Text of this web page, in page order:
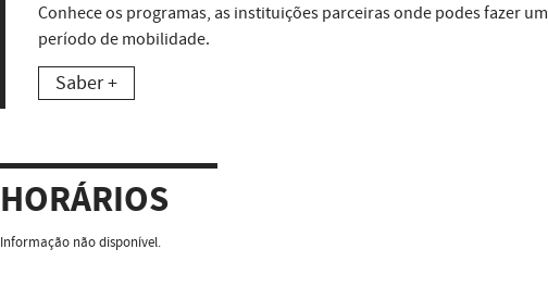
Conhece os programas, as instituições parceiras onde podes fazer um
período de mobilidade.
Saber +
HORÁRIOS
Informação não disponível.